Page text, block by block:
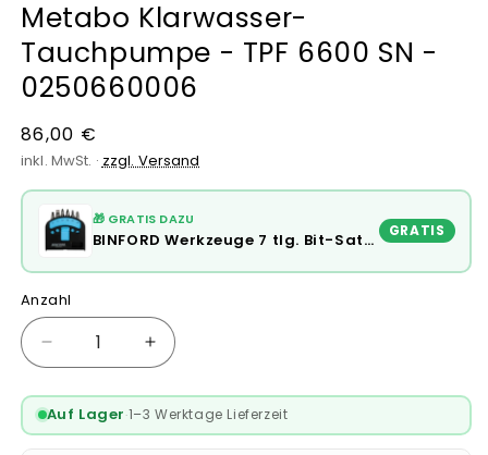
Metabo Klarwasser-
Tauchpumpe - TPF 6600 SN -
0250660006
Normaler
Preis
86,00 €
inkl. MwSt. · zzgl. Versand
🎁 GRATIS DAZU
BINFORD Werkzeuge 7 tlg. Bit-Satz - 6100010 GRATIS
Anzahl
Verringere
die
Menge
für
Metabo
Erhöhe
die
Menge
für
Metabo
Auf Lager·1–3 Werktage Lieferzeit